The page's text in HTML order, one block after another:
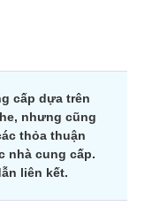
cấp dựa trên
nhưng cũng
thỏa thuận
nhà cung cấp.
liên kết.